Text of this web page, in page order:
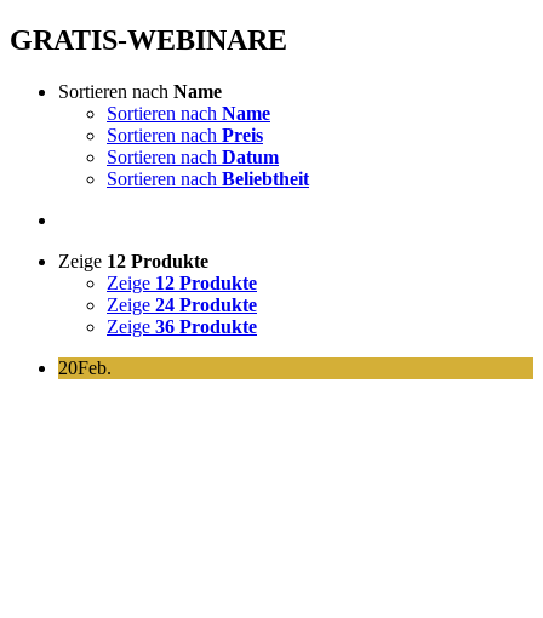
GRATIS-WEBINARE
Sortieren nach Name
Sortieren nach Name
Sortieren nach Preis
Sortieren nach Datum
Sortieren nach Beliebtheit
Zeige 12 Produkte
Zeige 12 Produkte
Zeige 24 Produkte
Zeige 36 Produkte
20Feb.